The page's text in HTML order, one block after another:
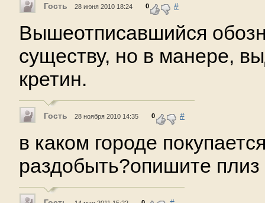
Гость 28 июня 2010 18:24 0 #
Вышеотписавшийся
существу, но в манере,
кретин.
Гость 28 ноября 2010 14:35 0 #
в каком городе
раздобыть?опишите плиз